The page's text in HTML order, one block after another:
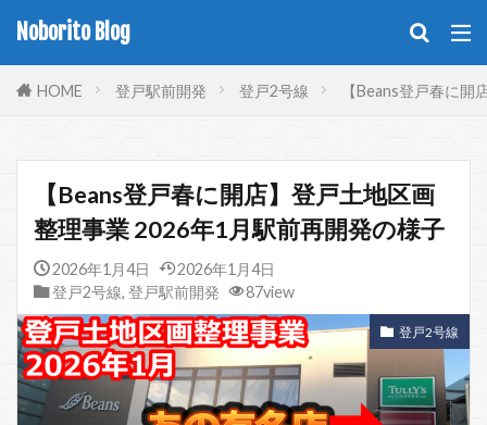
Noborito Blog
HOME 登戸駅前開発 登戸2号線 【Beans登戸春に
【Beans登戸春に開店】登戸土地区画
整理事業 2026年1月駅前再開発の様子
2026年1月4日
2026年1月4日
登戸2号線, 登戸駅前開発 87view
登戸2号線